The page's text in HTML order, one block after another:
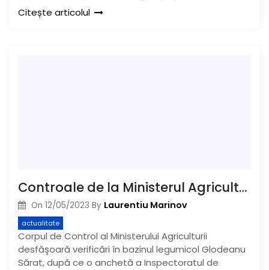
Citește articolul
Controale de la Ministerul Agriculturii la legumicultorii din Glodeanu Sărat, după ce Poliția a descoperit substanțe interzise folosite pentru coacerea forțată a roșiilor
On 12/05/2023 By Laurentiu Marinov
actualitate
Corpul de Control al Ministerului Agriculturii
desfăşoară verificări în bazinul legumicol Glodeanu
Sărat, după ce o anchetă a Inspectoratul de